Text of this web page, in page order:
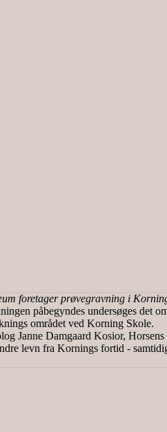
foretager prøvegravning i
påbegyndes undersøges det
området ved Korning Skole.
Janne Damgaard Kosior,
levn fra Kornings fortid -